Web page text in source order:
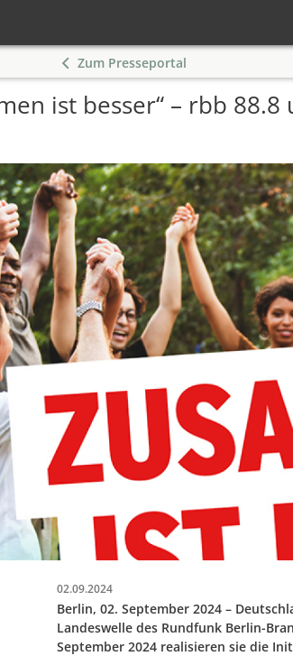
Zum Presseportal
ist besser“ – rbb
02.09.2024
Berlin, 02. September 2024 –
Landeswelle des Rundfunk Berlin-
September 2024 realisieren sie die